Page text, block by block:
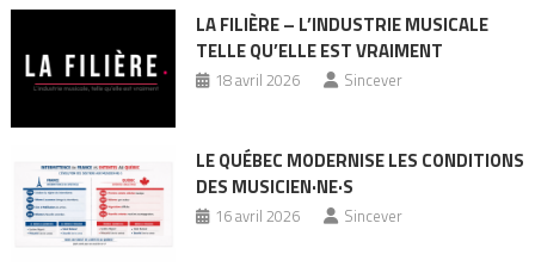
LA FILIÈRE – L’INDUSTRIE MUSICALE
TELLE QU’ELLE EST VRAIMENT
18 avril 2026 Sincever
LE QUÉBEC MODERNISE LES CONDITIONS
DES MUSICIEN·NE·S
16 avril 2026 Sincever